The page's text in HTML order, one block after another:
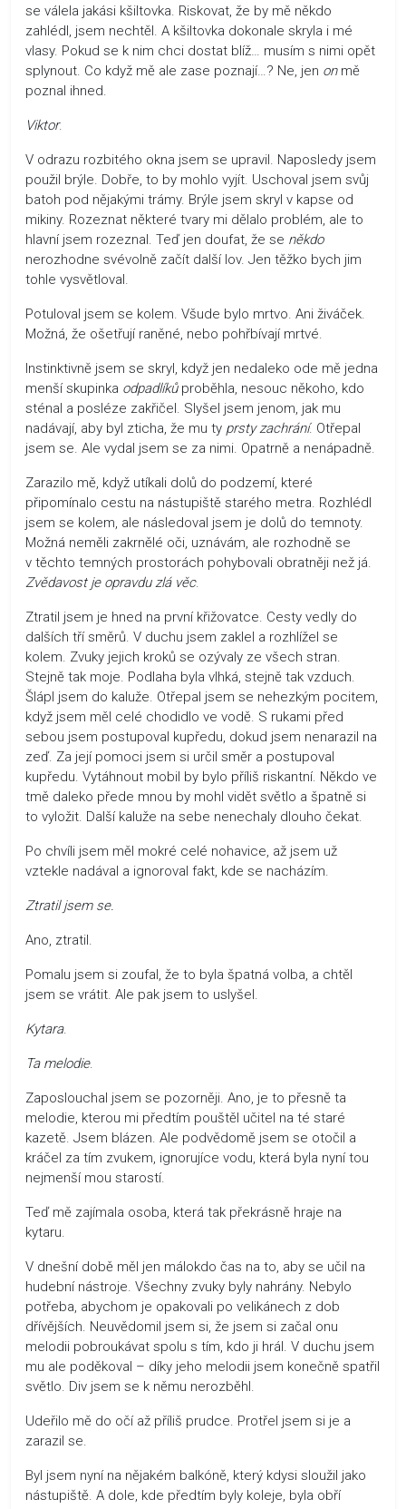
se válela jakási kšiltovka. Riskovat, že by mě někdo
zahlédl, jsem nechtěl. A kšiltovka dokonale skryla i mé
vlasy. Pokud se k nim chci dostat blíž… musím s nimi opět
splynout. Co když mě ale zase poznají…? Ne, jen onmě
poznal ihned.
Viktor.
V odrazu rozbitého okna jsem se upravil. Naposledy jsem
použil brýle. Dobře, to by mohlo vyjít. Uschoval jsem svůj
batoh pod nějakými trámy. Brýle jsem skryl v kapse od
mikiny. Rozeznat některé tvary mi dělalo problém, ale to
hlavní jsem rozeznal. Teď jen doufat, že se někdo
nerozhodne svévolně začít další lov. Jen těžko bych jim
tohle vysvětloval.
Potuloval jsem se kolem. Všude bylo mrtvo. Ani živáček.
Možná, že ošetřují raněné, nebo pohřbívají mrtvé.
Instinktivně jsem se skryl, když jen nedaleko ode mě jedna
menší skupinka odpadlíkůproběhla, nesouc někoho, kdo
sténal a posléze zakřičel. Slyšel jsem jenom, jak mu
nadávají, aby byl zticha, že mu ty prsty zachrání. Otřepal
jsem se. Ale vydal jsem se za nimi. Opatrně a nenápadně.
Zarazilo mě, když utíkali dolů do podzemí, které
připomínalo cestu na nástupiště starého metra. Rozhlédl
jsem se kolem, ale následoval jsem je dolů do temnoty.
Možná neměli zakrnělé oči, uznávám, ale rozhodně se
v těchto temných prostorách pohybovali obratněji než já.
Zvědavost je opravdu zlá věc.
Ztratil jsem je hned na první křižovatce. Cesty vedly do
dalších tří směrů. V duchu jsem zaklel a rozhlížel se
kolem. Zvuky jejich kroků se ozývaly ze všech stran.
Stejně tak moje. Podlaha byla vlhká, stejně tak vzduch.
Šlápl jsem do kaluže. Otřepal jsem se nehezkým pocitem,
když jsem měl celé chodidlo ve vodě. S rukami před
sebou jsem postupoval kupředu, dokud jsem nenarazil na
zeď. Za její pomoci jsem si určil směr a postupoval
kupředu. Vytáhnout mobil by bylo příliš riskantní. Někdo ve
tmě daleko přede mnou by mohl vidět světlo a špatně si
to vyložit. Další kaluže na sebe nenechaly dlouho čekat.
Po chvíli jsem měl mokré celé nohavice, až jsem už
vztekle nadával a ignoroval fakt, kde se nacházím.
Ztratil jsem se.
Ano, ztratil.
Pomalu jsem si zoufal, že to byla špatná volba, a chtěl
jsem se vrátit. Ale pak jsem to uslyšel.
Kytara.
Ta melodie.
Zaposlouchal jsem se pozorněji. Ano, je to přesně ta
melodie, kterou mi předtím pouštěl učitel na té staré
kazetě. Jsem blázen. Ale podvědomě jsem se otočil a
kráčel za tím zvukem, ignorujíce vodu, která byla nyní tou
nejmenší mou starostí.
Teď mě zajímala osoba, která tak překrásně hraje na
kytaru.
V dnešní době měl jen málokdo čas na to, aby se učil na
hudební nástroje. Všechny zvuky byly nahrány. Nebylo
potřeba, abychom je opakovali po velikánech z dob
dřívějších. Neuvědomil jsem si, že jsem si začal onu
melodii pobroukávat spolu s tím, kdo ji hrál. V duchu jsem
mu ale poděkoval – díky jeho melodii jsem konečně spatřil
světlo. Div jsem se k němu nerozběhl.
Udeřilo mě do očí až příliš prudce. Protřel jsem si je a
zarazil se.
Byl jsem nyní na nějakém balkóně, který kdysi sloužil jako
nástupiště. A dole, kde předtím byly koleje, byla obří